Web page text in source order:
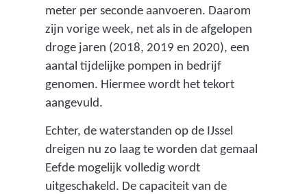
meter per seconde aanvoeren. Daarom
zijn vorige week, net als in de afgelopen
droge jaren (2018, 2019 en 2020), een
aantal tijdelijke pompen in bedrijf
genomen. Hiermee wordt het tekort
aangevuld.
Echter, de waterstanden op de IJssel
dreigen nu zo laag te worden dat gemaal
Eefde mogelijk volledig wordt
uitgeschakeld. De capaciteit van de